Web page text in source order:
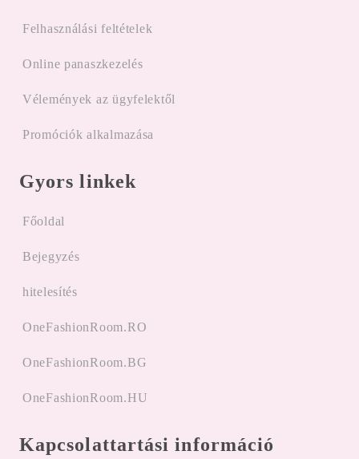
Felhasználási feltételek
Online panaszkezelés
Vélemények az ügyfelektől
Promóciók alkalmazása
Gyors linkek
Főoldal
Bejegyzés
hitelesítés
OneFashionRoom.RO
OneFashionRoom.BG
OneFashionRoom.HU
Kapcsolattartási információ